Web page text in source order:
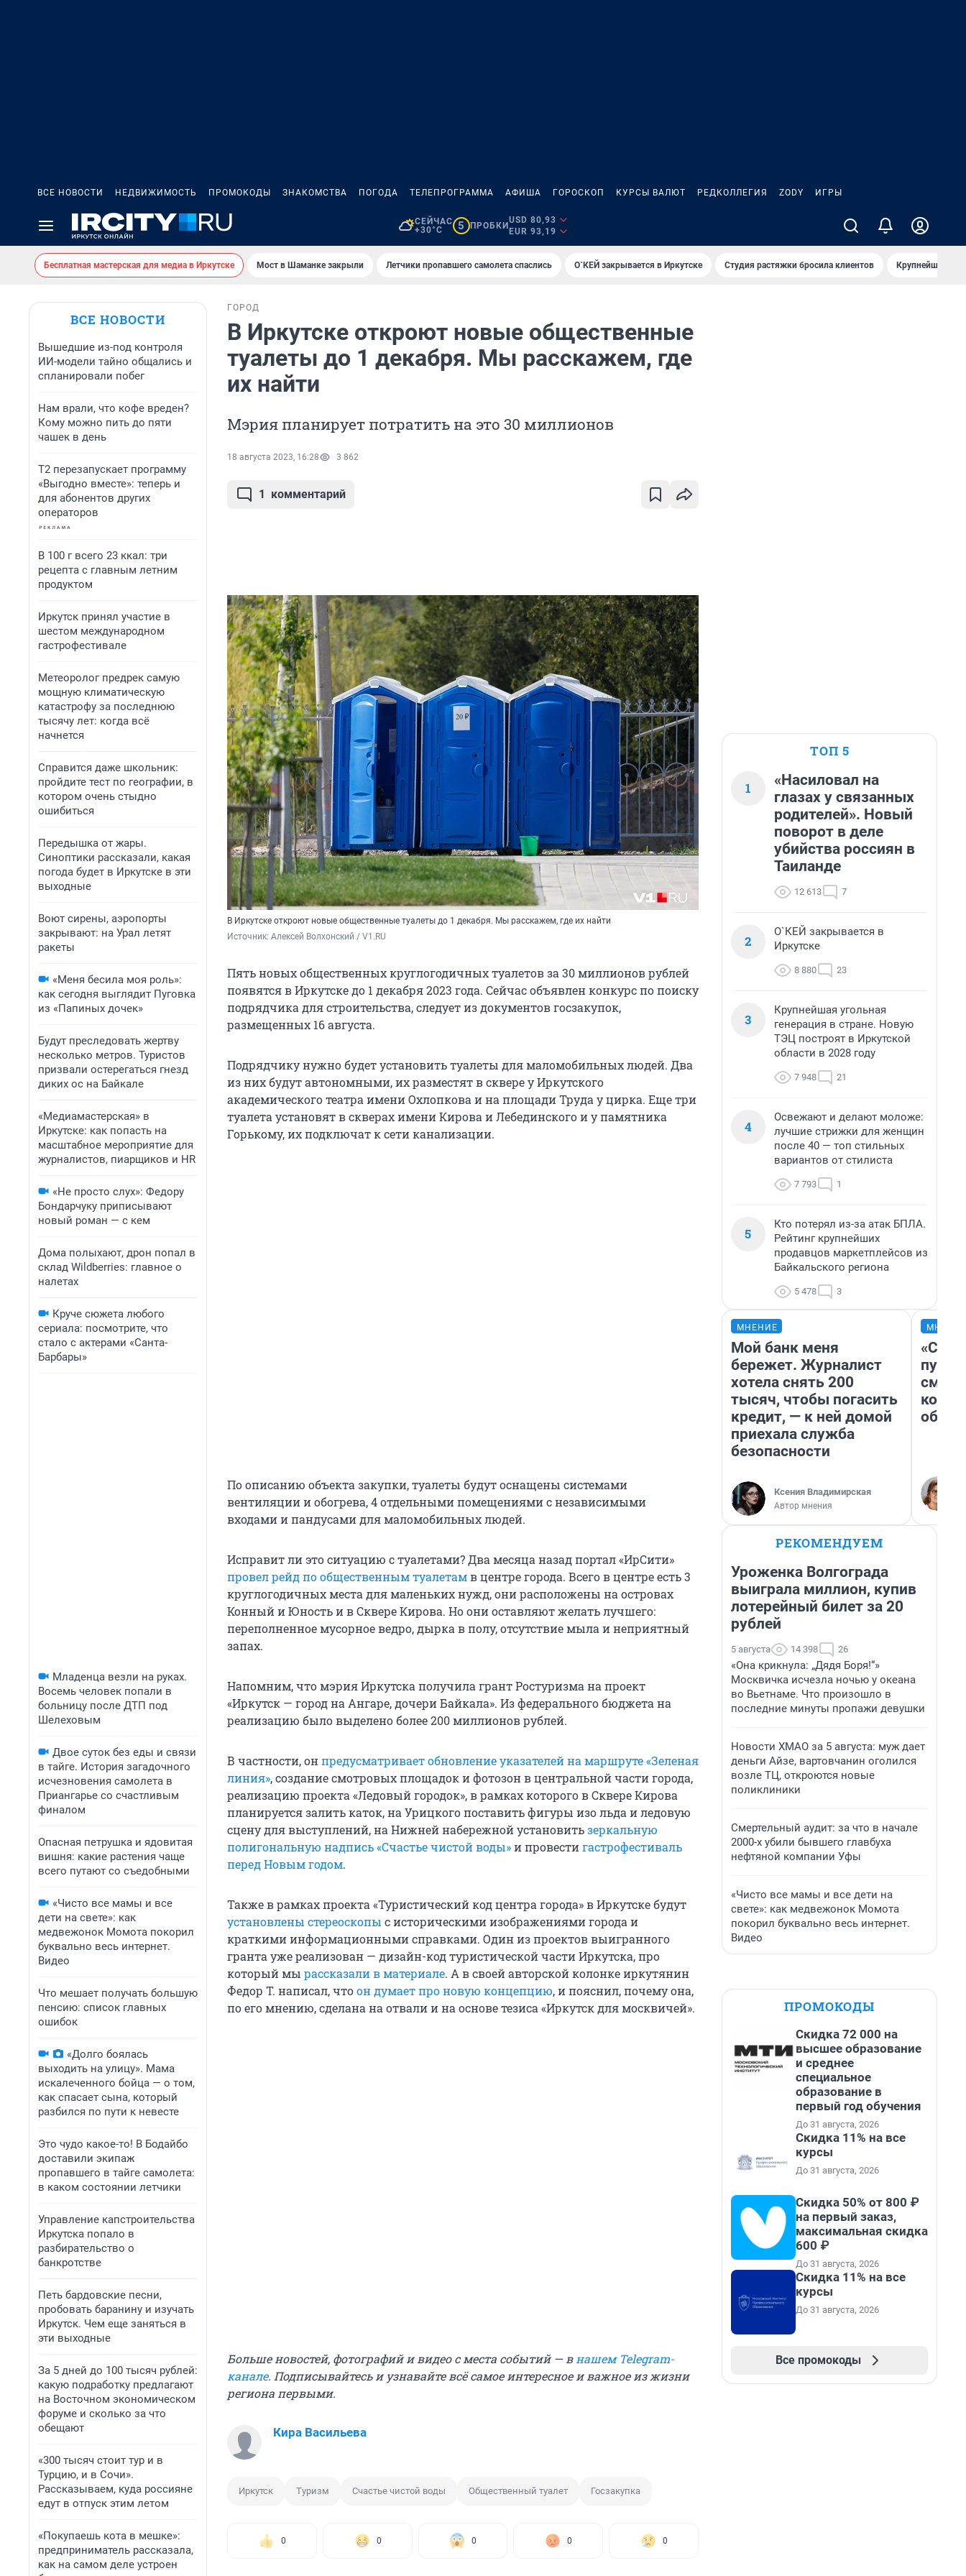
ВСЕ НОВОСТИ НЕДВИЖИМОСТЬ ПРОМОКОДЫ ЗНАКОМСТВА ПОГОДА ТЕЛЕПРОГРАММА АФИША ГОРОСКОП КУРСЫ ВАЛЮТ РЕДКОЛЛЕГИЯ ZODY ИГРЫ
СЕЙЧАС
+30°C
5 ПРОБКИ
USD 80,93
EUR 93,19
Бесплатная мастерская для медиа в Иркутске Мост в Шаманке закрыли Летчики пропавшего самолета спаслись О`КЕЙ закрывается в Иркутске Студия растяжки бросила клиентов Крупнейшие
ВСЕ НОВОСТИ
Вышедшие из-под контроля
ИИ-модели тайно общались и
спланировали побег
Нам врали, что кофе вреден?
Кому можно пить до пяти
чашек в день
Т2 перезапускает программу
«Выгодно вместе»: теперь и
для абонентов других
операторов
В 100 г всего 23 ккал: три
рецепта с главным летним
продуктом
Иркутск принял участие в
шестом международном
гастрофестивале
Метеоролог предрек самую
мощную климатическую
катастрофу за последнюю
тысячу лет: когда всё
начнется
Справится даже школьник:
пройдите тест по географии, в
котором очень стыдно
ошибиться
Передышка от жары.
Синоптики рассказали, какая
погода будет в Иркутске в эти
выходные
Воют сирены, аэропорты
закрывают: на Урал летят
ракеты
«Меня бесила моя роль»:
как сегодня выглядит Пуговка
из «Папиных дочек»
Будут преследовать жертву
несколько метров. Туристов
призвали остерегаться гнезд
диких ос на Байкале
«Медиамастерская» в
Иркутске: как попасть на
масштабное мероприятие для
журналистов, пиарщиков и HR
«Не просто слух»: Федору
Бондарчуку приписывают
новый роман — с кем
Дома полыхают, дрон попал в
склад Wildberries: главное о
налетах
Круче сюжета любого
сериала: посмотрите, что
стало с актерами «Санта-
Барбары»
Младенца везли на руках.
Восемь человек попали в
больницу после ДТП под
Шелеховым
Двое суток без еды и связи
в тайге. История загадочного
исчезновения самолета в
Приангарье со счастливым
финалом
Опасная петрушка и ядовитая
вишня: какие растения чаще
всего путают со съедобными
«Чисто все мамы и все
дети на свете»: как
медвежонок Момота покорил
буквально весь интернет.
Видео
Что мешает получать большую
пенсию: список главных
ошибок
«Долго боялась
выходить на улицу». Мама
искалеченного бойца — о том,
как спасает сына, который
разбился по пути к невесте
Это чудо какое-то! В Бодайбо
доставили экипаж
пропавшего в тайге самолета:
в каком состоянии летчики
Управление капстроительства
Иркутска попало в
разбирательство о
банкротстве
Петь бардовские песни,
пробовать баранину и изучать
Иркутск. Чем еще заняться в
эти выходные
За 5 дней до 100 тысяч рублей:
какую подработку предлагают
на Восточном экономическом
форуме и сколько за что
обещают
«300 тысяч стоит тур и в
Турцию, и в Сочи».
Рассказываем, куда россияне
едут в отпуск этим летом
«Покупаешь кота в мешке»:
предприниматель рассказала,
как на самом деле устроен
ГОРОД
В Иркутске откроют новые общественные
туалеты до 1 декабря. Мы расскажем, где
их найти
Мэрия планирует потратить на это 30 миллионов
18 августа 2023, 16:28 3 862
1 комментарий
В Иркутске откроют новые общественные туалеты до 1 декабря. Мы расскажем, где их найти
Источник: Алексей Волхонский / V1.RU
Пять новых общественных круглогодичных туалетов за 30 миллионов рублей
появятся в Иркутске до 1 декабря 2023 года. Сейчас объявлен конкурс по поиску
подрядчика для строительства, следует из документов госзакупок,
размещенных 16 августа.
Подрядчику нужно будет установить туалеты для маломобильных людей. Два
из них будут автономными, их разместят в сквере у Иркутского
академического театра имени Охлопкова и на площади Труда у цирка. Еще три
туалета установят в скверах имени Кирова и Лебединского и у памятника
Горькому, их подключат к сети канализации.
По описанию объекта закупки, туалеты будут оснащены системами
вентиляции и обогрева, 4 отдельными помещениями с независимыми
входами и пандусами для маломобильных людей.
Исправит ли это ситуацию с туалетами? Два месяца назад портал «ИрСити»
провел рейд по общественным туалетамв центре города. Всего в центре есть 3
круглогодичных места для маленьких нужд, они расположены на островах
Конный и Юность и в Сквере Кирова. Но они оставляют желать лучшего:
переполненное мусорное ведро, дырка в полу, отсутствие мыла и неприятный
запах.
Напомним, что мэрия Иркутска получила грант Ростуризма на проект
«Иркутск — город на Ангаре, дочери Байкала». Из федерального бюджета на
реализацию было выделено более 200 миллионов рублей.
В частности, онпредусматривает обновление указателей на маршруте «Зеленая
линия», создание смотровых площадок и фотозон в центральной части города,
реализацию проекта «Ледовый городок», в рамках которого в Сквере Кирова
планируется залить каток, на Урицкого поставить фигуры изо льда и ледовую
сцену для выступлений, на Нижней набережной установитьзеркальную
полигональную надпись «Счастье чистой воды»и провестигастрофестиваль
перед Новым годом.
Также в рамках проекта «Туристический код центра города» в Иркутске будут
установлены стереоскопы с историческими изображениями города и
краткими информационными справками. Один из проектов выигранного
гранта уже реализован — дизайн-код туристической части Иркутска, про
который мы рассказали в материале. А в своей авторской колонке иркутянин
Федор Т. написал, чтоон думает про новую концепцию, и пояснил, почему она,
по его мнению, сделана на отвали и на основе тезиса «Иркутск для москвичей».
Больше новостей, фотографий и видео с места событий — в нашем Telegram-
канале. Подписывайтесь и узнавайте всё самое интересное и важное из жизни
региона первыми.
Кира Васильева
Иркутск Туризм Счастье чистой воды Общественный туалет Госзакупка
0 0 0 0 0
ТОП 5
1
«Насиловал на
глазах у связанных
родителей». Новый
поворот в деле
убийства россиян в
Таиланде
12 613 7
2
О`КЕЙ закрывается в
Иркутске
8 880 23
3
Крупнейшая угольная
генерация в стране. Новую
ТЭЦ построят в Иркутской
области в 2028 году
7 948 21
4
Освежают и делают моложе:
лучшие стрижки для женщин
после 40 — топ стильных
вариантов от стилиста
7 793 1
5
Кто потерял из-за атак БПЛА.
Рейтинг крупнейших
продавцов маркетплейсов из
Байкальского региона
5 478 3
МНЕНИЕ
Мой банк меня
бережет. Журналист
хотела снять 200
тысяч, чтобы погасить
кредит, — к ней домой
приехала служба
безопасности
Ксения Владимирская
Автор мнения
РЕКОМЕНДУЕМ
Уроженка Волгограда
выиграла миллион, купив
лотерейный билет за 20
рублей
5 августа 14 398 26
«Она крикнула: „Дядя Боря!“»
Москвичка исчезла ночью у океана
во Вьетнаме. Что произошло в
последние минуты пропажи девушки
Новости ХМАО за 5 августа: муж дает
деньги Айзе, вартовчанин оголился
возле ТЦ, откроются новые
поликлиники
Смертельный аудит: за что в начале
2000-х убили бывшего главбуха
нефтяной компании Уфы
«Чисто все мамы и все дети на
свете»: как медвежонок Момота
покорил буквально весь интернет.
Видео
ПРОМОКОДЫ
Скидка 72 000 на
высшее образование
и среднее
специальное
образование в
первый год обучения
До 31 августа, 2026
Скидка 11% на все
курсы
До 31 августа, 2026
Скидка 50% от 800 ₽
на первый заказ,
максимальная скидка
600 ₽
До 31 августа, 2026
Скидка 11% на все
курсы
До 31 августа, 2026
Все промокоды